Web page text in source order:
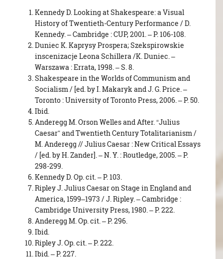
Kennedy D. Looking at Shakespeare: a Visual
History of Twentieth-Century Performance / D.
Kennedy. – Cambridge : CUP, 2001. – P. 106-108.
Duniec K. Kaprysy Prospera; Szekspirowskie
inscenizacje Leona Schillera /K. Duniec. –
Warszawa : Errata, 1998. – S. 8.
Shakespeare in the Worlds of Communism and
Socialism / [ed. by I. Makaryk and J. G. Price. –
Toronto : University of Toronto Press, 2006. – P. 50.
Ibid.
Anderegg M. Orson Welles and After. “Julius
Caesar” and Twentieth Century Totalitarianism /
M. Anderegg // Julius Caesar : New Critical Essays
/ [ed. by H. Zander]. – N. Y. : Routledge, 2005. – P.
298-299.
Kennedy D. Op. cit. – P. 103.
Ripley J. Julius Caesar on Stage in England and
America, 1599–1973 / J. Ripley. – Cambridge :
Cambridge University Press, 1980. – P. 222.
Anderegg M. Op. cit. – P. 296.
Ibid.
Ripley J. Op. cit. – P. 222.
Ibid. – P. 227.